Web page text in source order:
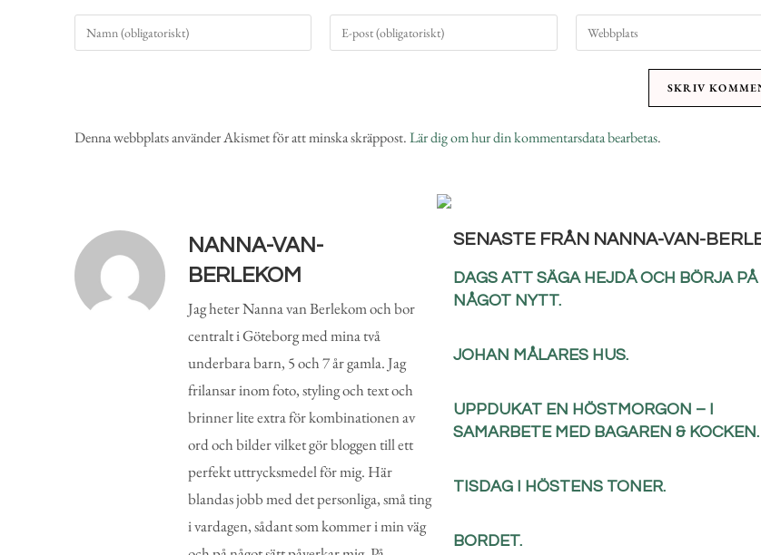
Denna webbplats använder Akismet för att minska skräppost.Lär dig om hur din kommentarsdata bearbetas.
NANNA-VAN-
BERLEKOM
Jag heter Nanna van Berlekom och bor
centralt i Göteborg med mina två
underbara barn, 5 och 7 år gamla. Jag
frilansar inom foto, styling och text och
brinner lite extra för kombinationen av
ord och bilder vilket gör bloggen till ett
perfekt uttrycksmedel för mig. Här
blandas jobb med det personliga, små ting
i vardagen, sådant som kommer i min väg
SENASTE FRÅN NANNA-VAN-
DAGS ATT SÄGA HEJDÅ OCH BÖRJA PÅ
NÅGOT NYTT.
JOHAN MÅLARES HUS.
UPPDUKAT EN HÖSTMORGON – I
SAMARBETE MED BAGAREN & KOCKEN.
TISDAG I HÖSTENS TONER.
BORDET.